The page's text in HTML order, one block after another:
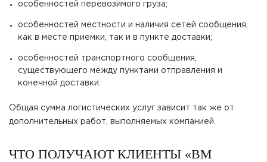
особенностей перевозимого груза;
особенностей местности и наличия сетей сообщения,
как в месте приемки, так и в пункте доставки;
особенностей транспортного сообщения,
существующего между пунктами отправления и
конечной доставки.
Общая сумма логистических услуг зависит так же от
дополнительных работ, выполняемых компанией.
ЧТО ПОЛУЧАЮТ КЛИЕНТЫ «ВМ